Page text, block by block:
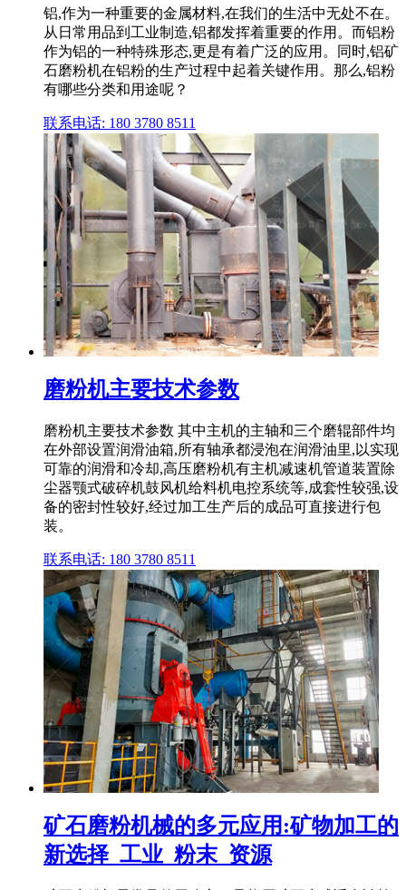
铝,作为一种重要的金属材料,在我们的生活中无处不在。
从日常用品到工业制造,铝都发挥着重要的作用。而铝粉
作为铝的一种特殊形态,更是有着广泛的应用。同时,铝矿
石磨粉机在铝粉的生产过程中起着关键作用。那么,铝粉
有哪些分类和用途呢？
联系电话: 180 3780 8511
磨粉机主要技术参数
磨粉机主要技术参数 其中主机的主轴和三个磨辊部件均
在外部设置润滑油箱,所有轴承都浸泡在润滑油里,以实现
可靠的润滑和冷却,高压磨粉机有主机减速机管道装置除
尘器颚式破碎机鼓风机给料机电控系统等,成套性较强,设
备的密封性较好,经过加工生产后的成品可直接进行包
装。
联系电话: 180 3780 8511
矿石磨粉机械的多元应用:矿物加工的
新选择_工业_粉末_资源